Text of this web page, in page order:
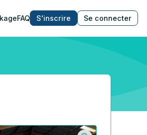
FAQ S'inscrire Se connecter